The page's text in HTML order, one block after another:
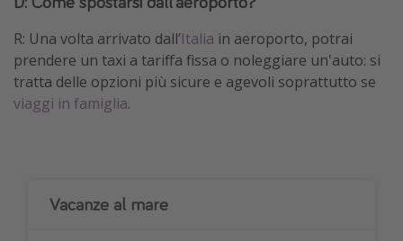
R: Una volta arrivato dall’Italia in aeroporto, potrai
prendere un taxi a tariffa fissa o noleggiare un'auto: si
tratta delle opzioni più sicure e agevoli soprattutto se
viaggi in famiglia.
Vacanze al mare